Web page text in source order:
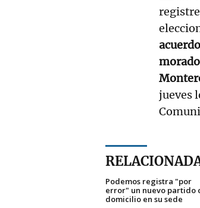
acuerdo
jueves
Podemos registra "por
error" un nuevo partido
domicilio en su sede